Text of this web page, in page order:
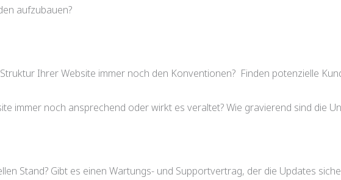
aufzubauen?
Ihrer Website immer noch den Konventionen? Finden potenzielle
immer noch ansprechend oder wirkt es veraltet? Wie gravierend sind die
Stand? Gibt es einen Wartungs- und Supportvertrag, der die Updates